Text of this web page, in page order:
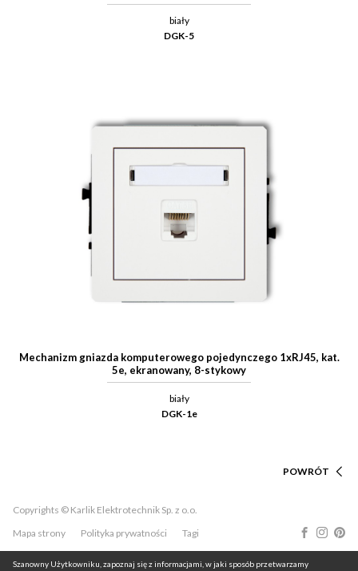
Szanowny Użytkowniku, zapoznaj się z informacjami, w jaki sposób przetwarzamy
biały
DGK-5
Mechanizm gniazda komputerowego pojedynczego 1xRJ45, kat.
5e, ekranowany, 8-stykowy
biały
DGK-1e
POWRÓT
Copyrights © Karlik Elektrotechnik Sp. z o.o.
Mapa strony
Polityka prywatności Tagi